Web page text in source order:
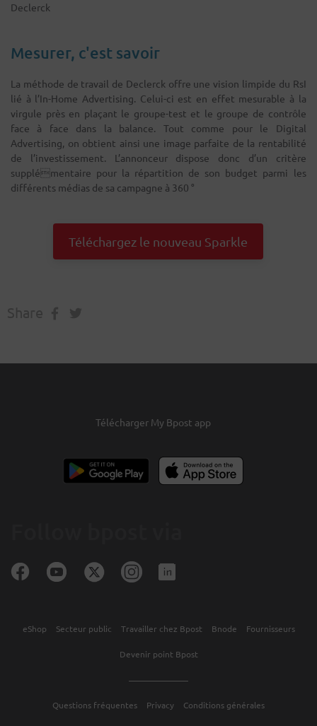
Declerck
Mesurer, c'est savoir
La méthode de travail de Declerck offre une vision limpide du RsI
lié à l’In-Home Advertising. Celui-ci est en effet mesurable à la
virgule près en plaçant le groupe-test et le groupe de contrôle
face à face dans la balance. Tout comme pour le Digital
Advertising, on obtient ainsi une image parfaite de la rentabilité
de l’investissement. L’annonceur dispose donc d’un critère
supplémentaire pour la répartition de son budget parmi les
différents médias de sa campagne à 360 °
Téléchargez le nouveau Sparkle
Télécharger My Bpost app
Questions fréquentes Privacy Conditions générales
eShop Secteur public Travailler chez Bpost Bnode Fournisseurs
Devenir point Bpost